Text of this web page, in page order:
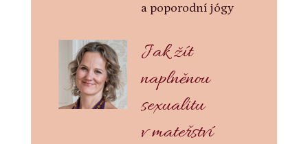
a poporodní jógy
Jak žít
naplněnou
sexualitu
v mateřství